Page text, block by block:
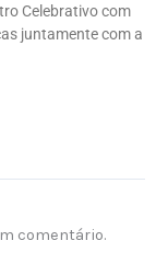
Celebrativo com
juntamente com a
comentário.